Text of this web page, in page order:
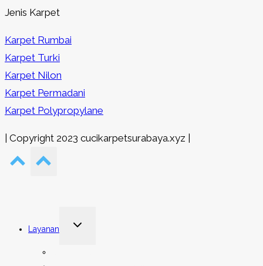
Jenis Karpet
Karpet Rumbai
Karpet Turki
Karpet Nilon
Karpet Permadani
Karpet Polypropylane
| Copyright 2023 cucikarpetsurabaya.xyz |
Layanan
Toggle